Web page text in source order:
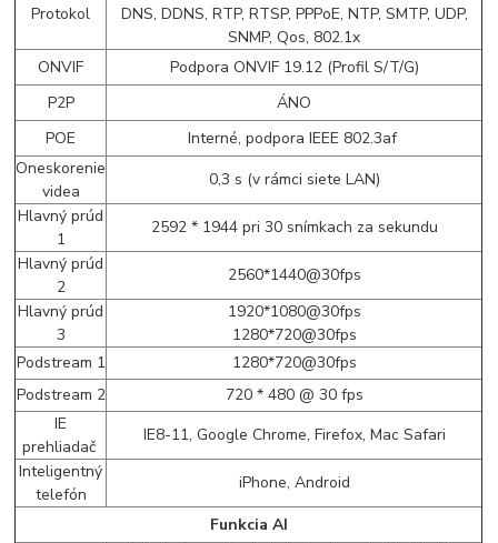
Protokol
DNS, DDNS, RTP, RTSP, PPPoE, NTP, SMTP, UDP,
SNMP, Qos, 802.1x
ONVIF
Podpora ONVIF 19.12 (Profil S/T/G)
P2P
ÁNO
POE
Interné, podpora IEEE 802.3af
Oneskorenie
videa
0,3 s (v rámci siete LAN)
Hlavný prúd
1
2592 * 1944 pri 30 snímkach za sekundu
Hlavný prúd
2
2560*1440@30fps
Hlavný prúd
3
1920*1080@30fps
1280*720@30fps
Podstream 1
1280*720@30fps
Podstream 2
720 * 480 @ 30 fps
IE
prehliadač
IE8-11, Google Chrome, Firefox, Mac Safari
Inteligentný
telefón
iPhone, Android
Funkcia AI